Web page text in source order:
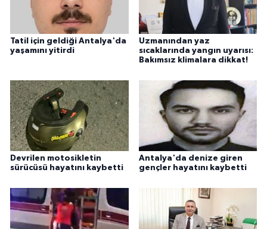
Tatil için geldiği Antalya'da
yaşamını yitirdi
Uzmanından yaz
sıcaklarında yangın uyarısı:
Bakımsız klimalara dikkat!
Devrilen motosikletin
sürücüsü hayatını kaybetti
Antalya'da denize giren
gençler hayatını kaybetti